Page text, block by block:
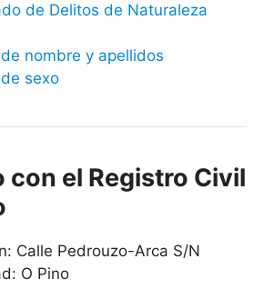
de Delitos de Naturaleza
nombre y apellidos
sexo
con el Registro Civil
Calle Pedrouzo-Arca S/N
O Pino